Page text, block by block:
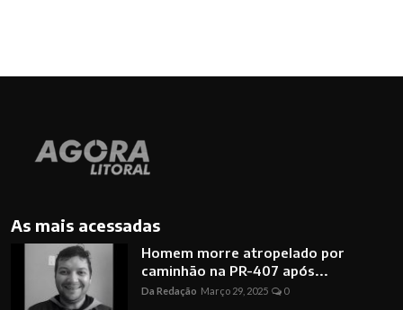
As mais acessadas
Homem morre atropelado por
caminhão na PR-407 após...
Da Redação Março 29, 2025 0